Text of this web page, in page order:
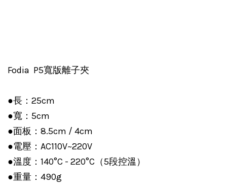
Fodia P5寬版離子夾
●長：25cm
●寬：5cm
●面板：8.5cm / 4cm
●電壓：AC110V~220V
●溫度：140°C - 220°C（5段控溫）
●重量：490g